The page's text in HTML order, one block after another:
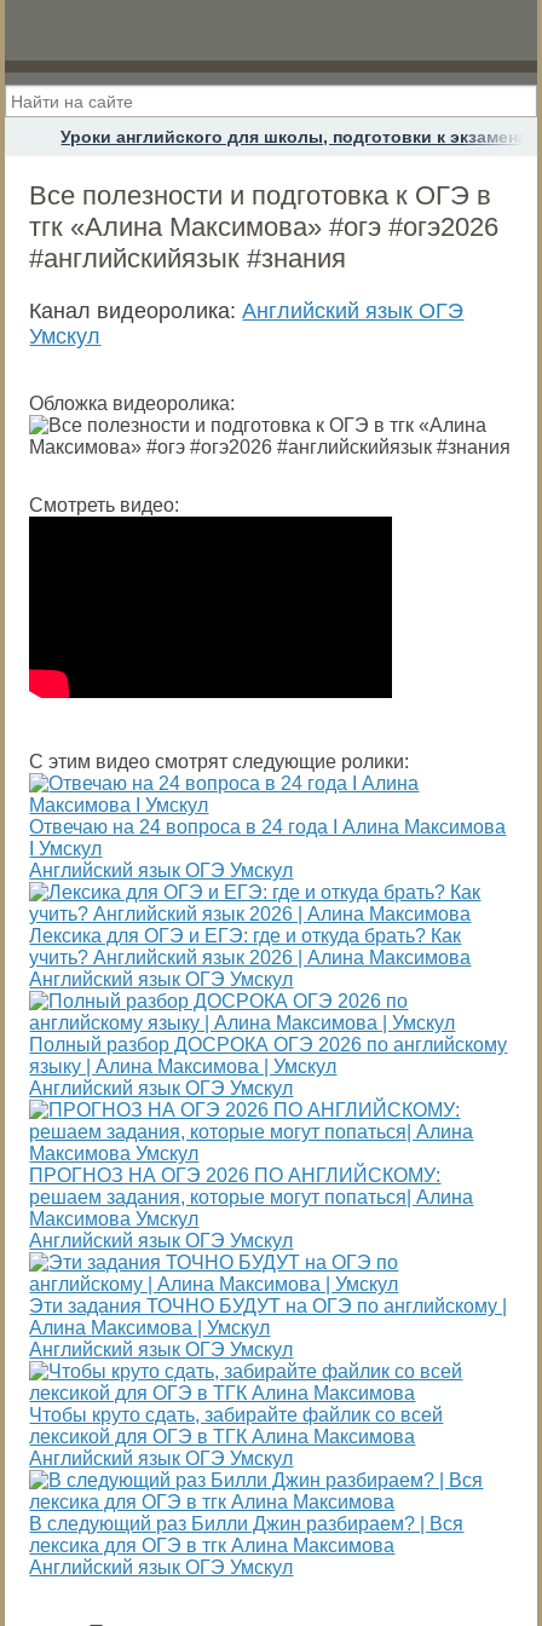
Уроки английского для школы, подготовки к
Все полезности и подготовка к ОГЭ в
тгк «Алина Максимова» #огэ #огэ2026
#английскийязык #знания
Канал видеоролика:Английский язык ОГЭ
Умскул
Обложка видеоролика:
Смотреть видео:
С этим видео смотрят следующие ролики:
Отвечаю на 24 вопроса в 24 года I Алина Максимова
I Умскул
Английский язык ОГЭ Умскул
Лексика для ОГЭ и ЕГЭ: где и откуда брать? Как
учить? Английский язык 2026 | Алина Максимова
Английский язык ОГЭ Умскул
Полный разбор ДОСРОКА ОГЭ 2026 по английскому
языку | Алина Максимова | Умскул
Английский язык ОГЭ Умскул
ПРОГНОЗ НА ОГЭ 2026 ПО АНГЛИЙСКОМУ:
решаем задания, которые могут попаться| Алина
Максимова Умскул
Английский язык ОГЭ Умскул
Эти задания ТОЧНО БУДУТ на ОГЭ по английскому |
Алина Максимова | Умскул
Английский язык ОГЭ Умскул
Чтобы круто сдать, забирайте файлик со всей
лексикой для ОГЭ в ТГК Алина Максимова
Английский язык ОГЭ Умскул
В следующий раз Билли Джин разбираем? | Вся
лексика для ОГЭ в тгк Алина Максимова
Английский язык ОГЭ Умскул